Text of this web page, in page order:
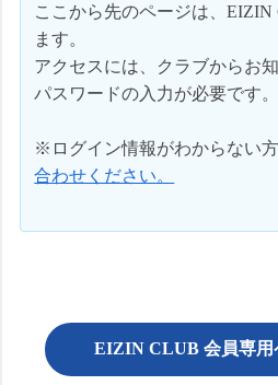
ここから先のページは、EIZIN
ます。
アクセスには、クラブからお
パスワードの入力が必要です。
※ログイン情報がわからない
合わせください。
EIZIN CLUB 会員専用